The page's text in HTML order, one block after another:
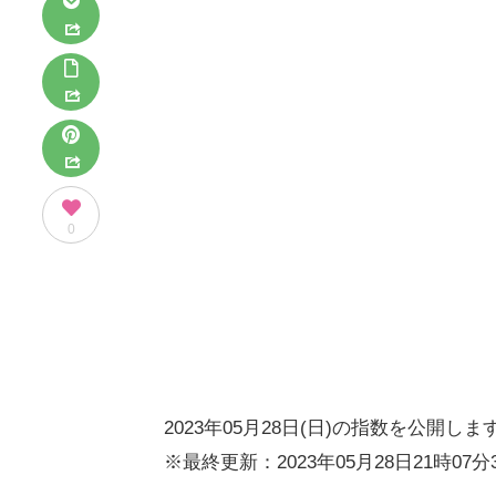
0
2023年05月28日(日)の指数を公開します
※最終更新：2023年05月28日21時07分